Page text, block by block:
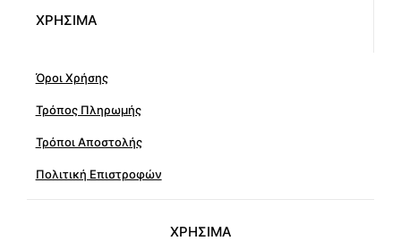
ΧΡΗΣΙΜΑ
Όροι Χρήσης
Τρόπος Πληρωμής
Τρόποι Αποστολής
Πολιτική Επιστροφών
ΧΡΗΣΙΜΑ